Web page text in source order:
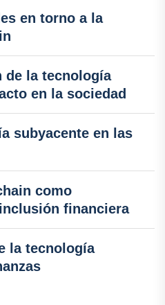
en torno a la
de la tecnología
en la sociedad
subyacente en las
como
financiera
la tecnología